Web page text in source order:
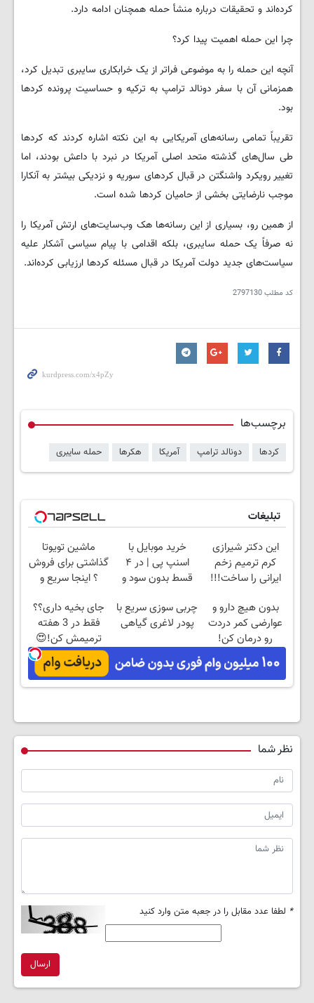
کرده‌اند و تحقیقات درباره منشأ حمله همچنان ادامه دارد.
چرا این حمله اهمیت پیدا کرد؟
آنچه این حمله را به موضوعی فراتر از یک خرابکاری سایبری تبدیل کرد،
همزمانی آن با سفر دونالد ترامپ به ترکیه و حساسیت پرونده کردها
بود.
تقریباً تمامی رسانه‌های آمریکایی به این نکته اشاره کردند که کردها
طی سال‌های گذشته متحد اصلی آمریکا در نبرد با داعش بودند، اما
تغییر رویکرد واشنگتن در قبال کردهای سوریه و نزدیکی بیشتر به آنکارا
موجب نارضایتی بخشی از حامیان کردها شده است.
از همین رو، بسیاری از این رسانه‌ها هک وب‌سایت‌های ارتش آمریکا را
نه صرفاً یک حمله سایبری، بلکه اقدامی با پیام سیاسی آشکار علیه
سیاست‌های جدید دولت آمریکا در قبال مسئله کردها ارزیابی کرده‌اند.
کد مطلب2797130
برچسب‌ها
کردها دونالد ترامپ آمریکا هکرها حمله سایبری
تبلیغات
این دکتر شیرازی
کرم ترمیم زخم
ایرانی را ساخت!!!
خرید موبایل با
اسنپ پی | در ۴
قسط بدون سود و
ماشین تویوتا
گذاشتی برای فروش
؟ اینجا سریع و
بدون هیچ دارو و
عوارضی کمر دردت
رو درمان کن!
(پرسش‌نامه)
چربی سوزی سریع با
پودر لاغری گیاهی
جای بخیه داری؟؟
فقط در 3 هفته
ترمیمش کن!😍
نظر شما
* لطفا عدد مقابل را در جعبه متن وارد کنید
ارسال